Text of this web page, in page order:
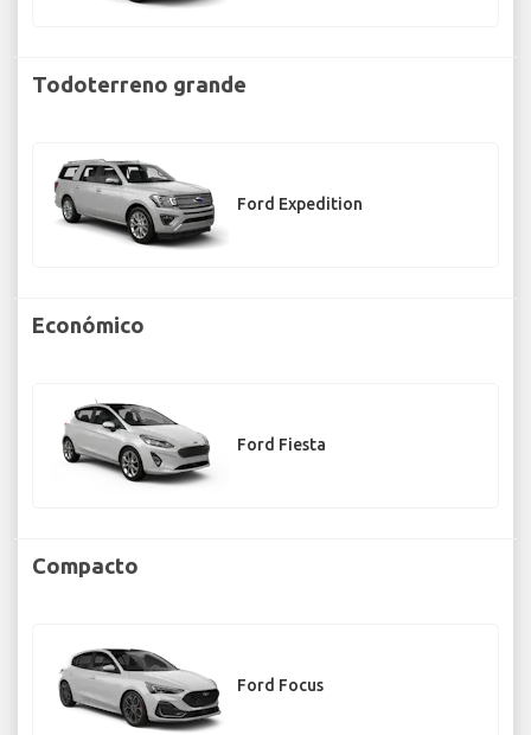
Todoterreno grande
Ford Expedition
Económico
Ford Fiesta
Compacto
Ford Focus